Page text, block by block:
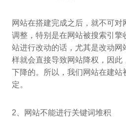
网站在搭建完成之后，就不可
调整，特别是在网站被搜索引擎
站进行改动的话，尤其是改动网
样就会直接导致网站降权，因此
下降的。所以，我们网站在建站
定。
2、网站不能进行关键词堆积